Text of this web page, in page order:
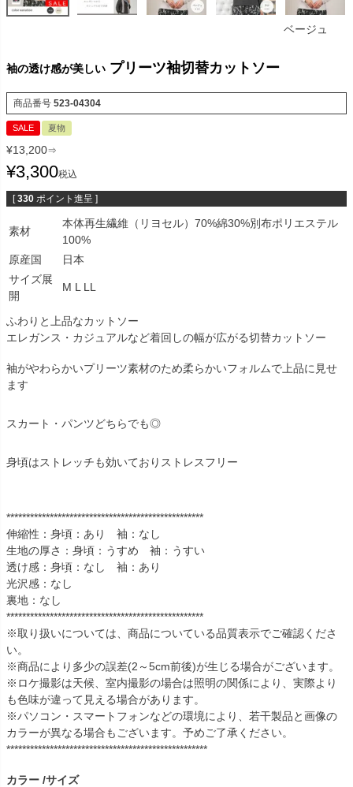
ベージュ
袖の透け感が美しい プリーツ袖切替カットソー
商品番号 523-04304
SALE 夏物
¥13,200⇒
¥3,300税込
[ 330 ポイント進呈 ]
素材
本体再生繊維（リヨセル）70%綿30%別布ポリエステル
100%
原産国
日本
サイズ展
開
M L LL
ふわりと上品なカットソー
エレガンス・カジュアルなど着回しの幅が広がる切替カットソー
袖がやわらかいプリーツ素材のため柔らかいフォルムで上品に見せ
ます
スカート・パンツどちらでも◎
身頃はストレッチも効いておりストレスフリー
**************************************************
伸縮性：身頃：あり 袖：なし
生地の厚さ：身頃：うすめ 袖：うすい
透け感：身頃：なし 袖：あり
光沢感：なし
裏地：なし
**************************************************
※取り扱いについては、商品についている品質表示でご確認くださ
い。
※商品により多少の誤差(2～5cm前後)が生じる場合がございます。
※ロケ撮影は天候、室内撮影の場合は照明の関係により、実際より
も色味が違って見える場合があります。
※パソコン・スマートフォンなどの環境により、若干製品と画像の
カラーが異なる場合もございます。予めご了承ください。
***************************************************
カラー サイズ